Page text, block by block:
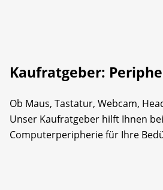
Kaufratgeber:
Ob Maus, Tastatur, Webcam,
Unser Kaufratgeber hilft Ihnen
Computerperipherie für Ihre